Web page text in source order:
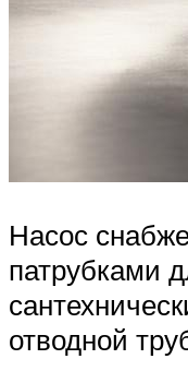
Насос
патрубками
отводной